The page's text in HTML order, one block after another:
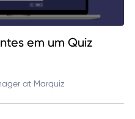
em um Quiz
at Marquiz